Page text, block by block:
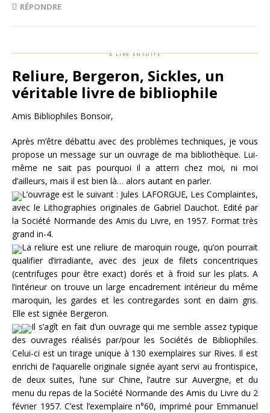
RÉPONDRE
à lire ensuite
Reliure, Bergeron, Sickles, un
véritable livre de bibliophile
Amis Bibliophiles Bonsoir,
Après m’être débattu avec des problèmes techniques, je vous
propose un message sur un ouvrage de ma bibliothèque. Lui-
même ne sait pas pourquoi il a atterri chez moi, ni moi
d’ailleurs, mais il est bien là… alors autant en parler.
L’ouvrage est le suivant : Jules LAFORGUE, Les Complaintes,
avec le Lithographies originales de Gabriel Dauchot. Edité par
la Société Normande des Amis du Livre, en 1957. Format très
grand in-4.
La reliure est une reliure de maroquin rouge, qu’on pourrait
qualifier d’irradiante, avec des jeux de filets concentriques
(centrifuges pour être exact) dorés et à froid sur les plats. A
l’intérieur on trouve un large encadrement intérieur du même
maroquin, les gardes et les contregardes sont en daim gris.
Elle est signée Bergeron.
Il s’agît en fait d’un ouvrage qui me semble assez typique
des ouvrages réalisés par/pour les Sociétés de Bibliophiles.
Celui-ci est un tirage unique à 130 exemplaires sur Rives. Il est
enrichi de l’aquarelle originale signée ayant servi au frontispice,
de deux suites, l’une sur Chine, l’autre sur Auvergne, et du
menu du repas de la Société Normande des Amis du Livre du 2
février 1957. C’est l’exemplaire n°60, imprimé pour Emmanuel